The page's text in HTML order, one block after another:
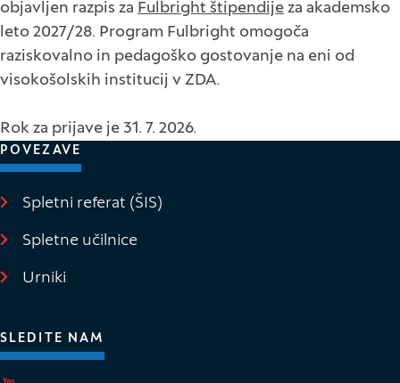
objavljen razpis za Fulbright štipendije za akademsko
leto 2027/28. Program Fulbright omogoča
raziskovalno in pedagoško gostovanje na eni od
visokošolskih institucij v ZDA.
Rok za prijave je 31. 7. 2026.
POVEZAVE
Spletni referat (ŠIS)
Spletne učilnice
Urniki
SLEDITE NAM